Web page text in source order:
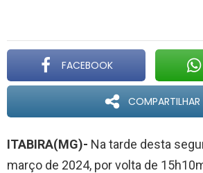
FACEBOOK
COMPARTILHAR
ITABIRA(MG)- Na tarde desta
março de 2024, por volta de